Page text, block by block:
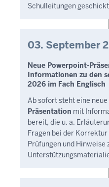
Schulleitungen
03. September
Neue Powerpoint-
Informationen zu den
2026 im Fach Englisch
Ab sofort steht eine neue
Präsentation mit
bereit, die u. a.
Fragen bei der
Prüfungen und Hinweise